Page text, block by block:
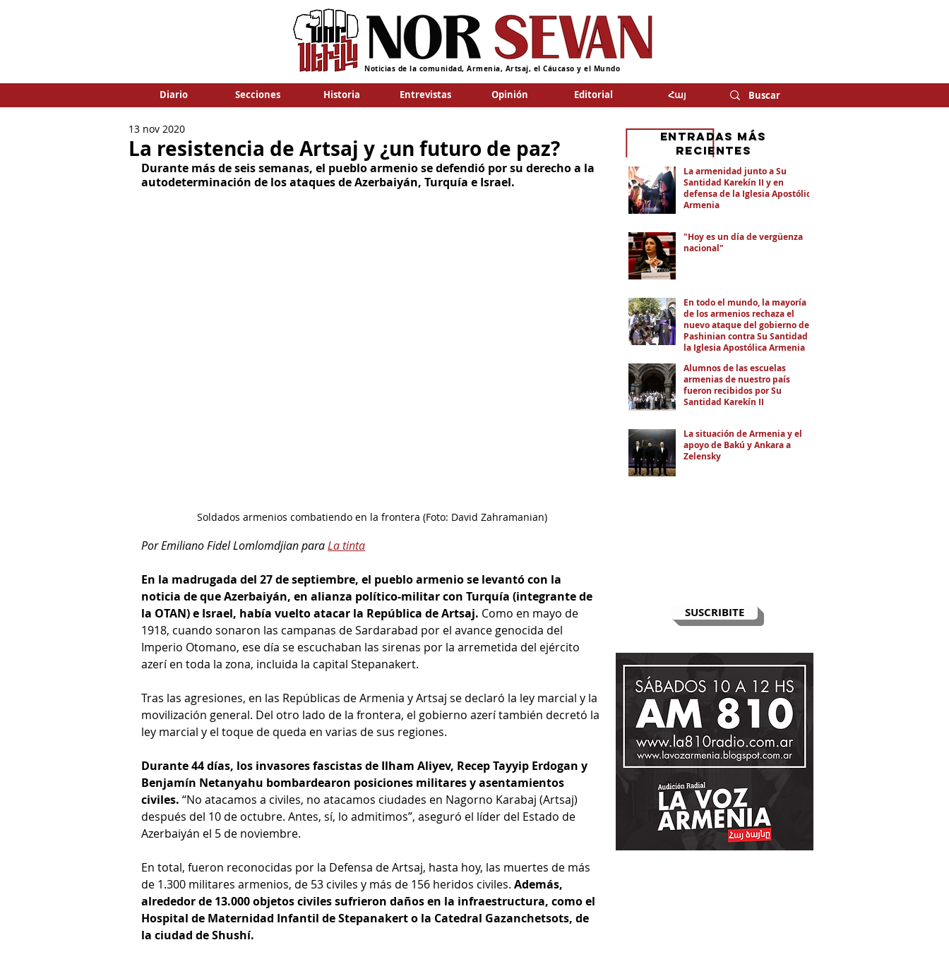
Noticias de la comunidad, Armenia, Artsaj, el Cáucaso y el Mundo
Diario Secciones Historia Entrevistas Opinión Editorial Հայ
La resistencia de Artsaj y ¿un futuro de paz?
13 nov 2020
Durante más de seis semanas, el pueblo armenio se defendió por su derecho a la
autodeterminación de los ataques de Azerbaiyán, Turquía e Israel.
Soldados armenios combatiendo en la frontera (Foto: David Zahramanian)
Por Emiliano Fidel Lomlomdjian para La tinta
En la madrugada del 27 de septiembre, el pueblo armenio se levantó con la
noticia de que Azerbaiyán, en alianza político-militar con Turquía (integrante de
la OTAN) e Israel, había vuelto atacar la República de Artsaj. Como en mayo de
1918, cuando sonaron las campanas de Sardarabad por el avance genocida del
Imperio Otomano, ese día se escuchaban las sirenas por la arremetida del ejército
azerí en toda la zona, incluida la capital Stepanakert.
Tras las agresiones, en las Repúblicas de Armenia y Artsaj se declaró la ley marcial y la
movilización general. Del otro lado de la frontera, el gobierno azerí también decretó la
ley marcial y el toque de queda en varias de sus regiones.
Durante 44 días, los invasores fascistas de Ilham Aliyev, Recep Tayyip Erdogan y
Benjamín Netanyahu bombardearon posiciones militares y asentamientos
civiles. “No atacamos a civiles, no atacamos ciudades en Nagorno Karabaj (Artsaj)
después del 10 de octubre. Antes, sí, lo admitimos”, aseguró el líder del Estado de
Azerbaiyán el 5 de noviembre.
En total, fueron reconocidas por la Defensa de Artsaj, hasta hoy, las muertes de más
de 1.300 militares armenios, de 53 civiles y más de 156 heridos civiles. Además,
alrededor de 13.000 objetos civiles sufrieron daños en la infraestructura, como el
Hospital de Maternidad Infantil de Stepanakert o la Catedral Gazanchetsots, de
la ciudad de Shushí.
SUSCRIBITE
La armenidad junto a Su
Santidad Karekín II y en
defensa de la Iglesia Apostólica
Armenia
"Hoy es un día de vergüenza
nacional"
En todo el mundo, la mayoría
de los armenios rechaza el
nuevo ataque del gobierno de
Pashinian contra Su Santidad y
la Iglesia Apostólica Armenia
Alumnos de las escuelas
armenias de nuestro país
fueron recibidos por Su
Santidad Karekín II
La situación de Armenia y el
apoyo de Bakú y Ankara a
Zelensky
eNTRADAS MÁS
RECIENTES